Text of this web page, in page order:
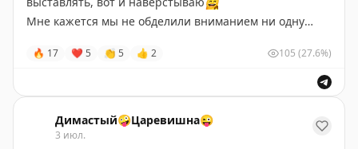
Мне кажется мы не обделили вниманием ни одну
дюны—герои
🔥
#Сахара
#пустыни
#скалы
🔥 17 ❤ 5 👏 5 👍 2 105 (27.6%)
Димастый🤪Царевишна😜
3 июл.